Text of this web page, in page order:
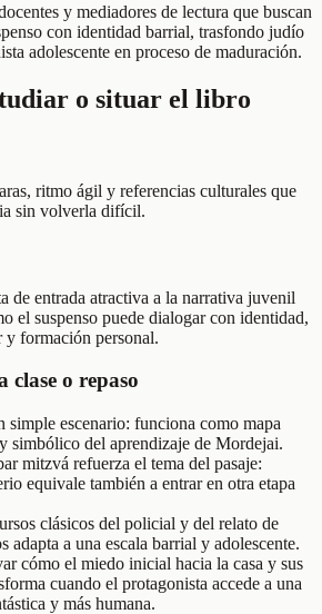
y mediadores de lectura que buscan
con identidad barrial, trasfondo judío
adolescente en proceso de maduración.
o situar el libro
ritmo ágil y referencias culturales que
sin volverla difícil.
de entrada atractiva a la narrativa juvenil
el suspenso puede dialogar con identidad,
formación personal.
clase o repaso
simple escenario: funciona como mapa
simbólico del aprendizaje de Mordejai.
mitzvá refuerza el tema del pasaje:
equivale también a entrar en otra etapa
clásicos del policial y del relato de
adapta a una escala barrial y adolescente.
cómo el miedo inicial hacia la casa y sus
cuando el protagonista accede a una
y más humana.